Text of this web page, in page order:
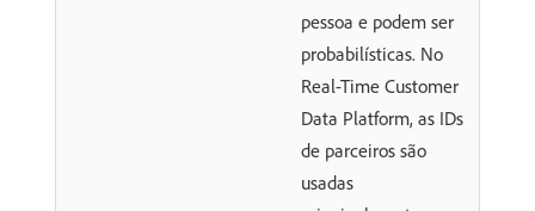
pessoa e podem ser
probabilísticas. No
Real-Time Customer
Data Platform, as IDs
de parceiros são
usadas